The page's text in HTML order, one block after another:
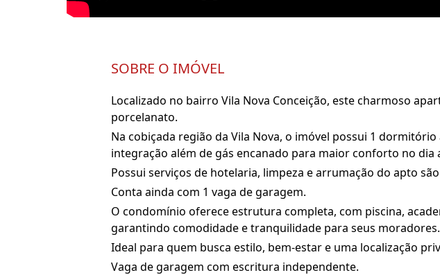
SOBRE O IMÓVEL
Localizado no bairro Vila Nova Conceição, este charmoso
porcelanato.
Na cobiçada região da Vila Nova, o imóvel possui 1
integração além de gás encanado para maior conforto no dia
Possui serviços de hotelaria, limpeza e arrumação do apto
Conta ainda com 1 vaga de garagem.
O condomínio oferece estrutura completa, com piscina,
garantindo comodidade e tranquilidade para seus moradores.
Ideal para quem busca estilo, bem-estar e uma localização
Vaga de garagem com escritura independente.